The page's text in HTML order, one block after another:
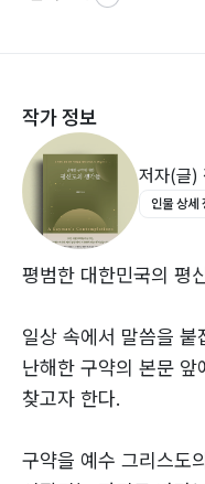
3. 출애굽기 057
4. 레위기 065
5. 민수기 077
6. 신명기 086
3부 역사서Ⅰ - 신명기
2. 여호수아서 105
3. 사사기 118
4. 룻기 136
6. 열왕기(열왕기상·하
작가 정보
저자(글)
인물 상세
평범한 대한민국의 평
일상 속에서 말씀을 붙
난해한 구약의 본문 앞
찾고자 한다.
구약을 예수 그리스도